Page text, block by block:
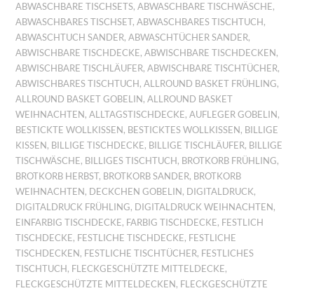
ABWASCHBARE TISCHSETS,ABWASCHBARE TISCHWÄSCHE,
ABWASCHBARES TISCHSET,ABWASCHBARES TISCHTUCH,
ABWASCHTUCH SANDER,ABWASCHTÜCHER SANDER,
ABWISCHBARE TISCHDECKE,ABWISCHBARE TISCHDECKEN,
ABWISCHBARE TISCHLÄUFER,ABWISCHBARE TISCHTÜCHER,
ABWISCHBARES TISCHTUCH,ALLROUND BASKET FRÜHLING,
ALLROUND BASKET GOBELIN,ALLROUND BASKET
WEIHNACHTEN,ALLTAGSTISCHDECKE,AUFLEGER GOBELIN,
BESTICKTE WOLLKISSEN, BESTICKTES WOLLKISSEN, BILLIGE
KISSEN, BILLIGE TISCHDECKE, BILLIGE TISCHLÄUFER, BILLIGE
TISCHWÄSCHE, BILLIGES TISCHTUCH, BROTKORB FRÜHLING,
BROTKORB HERBST, BROTKORB SANDER, BROTKORB
WEIHNACHTEN, DECKCHEN GOBELIN, DIGITALDRUCK,
DIGITALDRUCK FRÜHLING, DIGITALDRUCK WEIHNACHTEN,
EINFARBIG TISCHDECKE, FARBIG TISCHDECKE, FESTLICH
TISCHDECKE, FESTLICHE TISCHDECKE, FESTLICHE
TISCHDECKEN, FESTLICHE TISCHTÜCHER, FESTLICHES
TISCHTUCH, FLECKGESCHÜTZTE MITTELDECKE,
FLECKGESCHÜTZTE MITTELDECKEN, FLECKGESCHÜTZTE